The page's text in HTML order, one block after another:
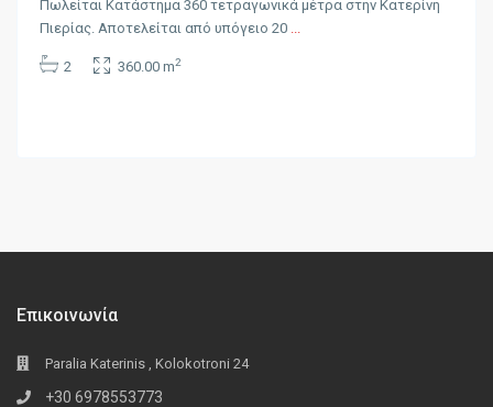
Πωλείται Κατάστημα 360 τετραγωνικά μέτρα στην Κατερίνη
Πιερίας. Αποτελείται από υπόγειο 20
2 360.00 m2
Επικοινωνία
Paralia Katerinis , Kolokotroni 24
+30 6978553773